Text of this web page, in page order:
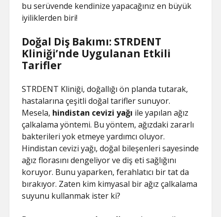
bu serüvende kendinize yapacağınız en büyük
iyiliklerden biri!
Doğal Diş Bakımı: STRDENT
Kliniği’nde Uygulanan Etkili
Tarifler
STRDENT Kliniği, doğallığı ön planda tutarak,
hastalarına çeşitli doğal tarifler sunuyor.
Mesela, hindistan cevizi yağı ile yapılan ağız
çalkalama yöntemi. Bu yöntem, ağızdaki zararlı
bakterileri yok etmeye yardımcı oluyor.
Hindistan cevizi yağı, doğal bileşenleri sayesinde
ağız florasını dengeliyor ve diş eti sağlığını
koruyor. Bunu yaparken, ferahlatıcı bir tat da
bırakıyor. Zaten kim kimyasal bir ağız çalkalama
suyunu kullanmak ister ki?